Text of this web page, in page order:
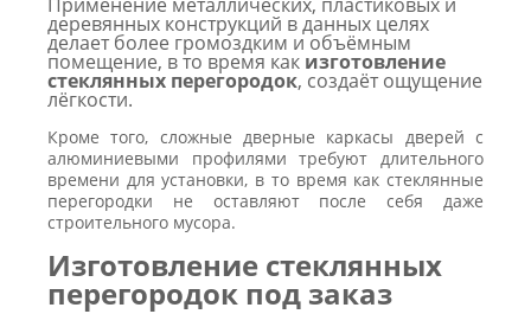
деревянных конструкций в данных целях
делает более громоздким и объёмным
помещение, в то время как изготовление
стеклянных перегородок, создаёт ощущение
лёгкости.
Кроме того, сложные дверные каркасы дверей с
алюминиевыми профилями требуют длительного
времени для установки, в то время как стеклянные
перегородки не оставляют после себя даже
строительного мусора.
Изготовление стеклянных
перегородок под заказ